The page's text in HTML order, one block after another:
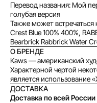
Перевод названия: Мой
голубая версия
Также может встречаться
Crest Blue 100% 400%,
Bearbrick Rabbrick Water
О БРЕНДЕ
Kaws — американский
Характерной чертой
является использование
ДОСТАВКА
Доставка по всей России